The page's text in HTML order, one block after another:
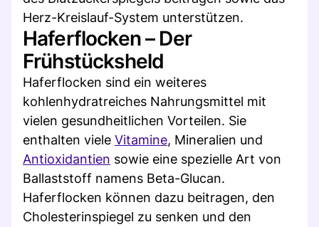
Herz-Kreislauf-System unterstützen.
Haferflocken – Der
Frühstücksheld
Haferflocken sind ein weiteres
kohlenhydratreiches Nahrungsmittel mit
vielen gesundheitlichen Vorteilen. Sie
enthalten viele Vitamine, Mineralien und
Antioxidantien sowie eine spezielle Art von
Ballaststoff namens Beta-Glucan.
Haferflocken können dazu beitragen, den
Cholesterinspiegel zu senken und den